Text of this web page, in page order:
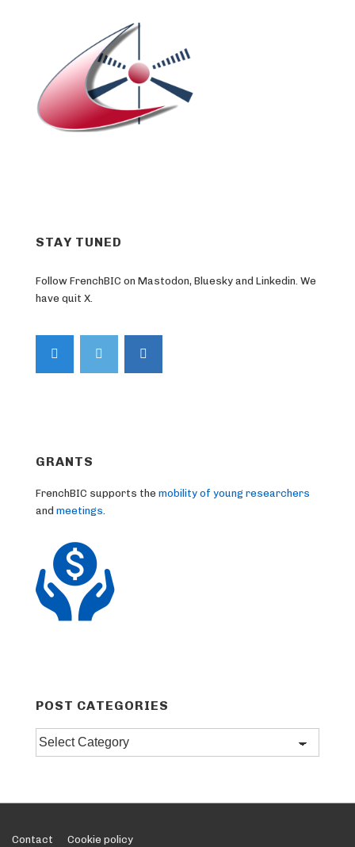
STAY TUNED
Follow FrenchBIC on Mastodon, Bluesky and Linkedin. We
have quit X.
GRANTS
FrenchBIC supports the mobility of young researchers
and meetings
POST CATEGORIES
Post
categories
Contact Cookie policy